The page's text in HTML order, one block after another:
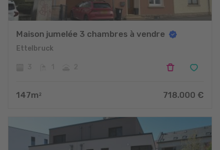
Maison jumelée 3 chambres à vendre
Ettelbruck
147m 2 718.000 €